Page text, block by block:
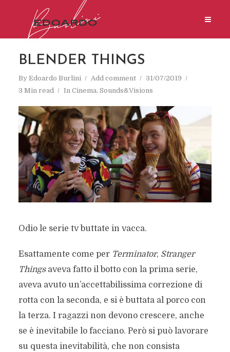
BLENDER THINGS
By Edoardo Burlini Add comment
31/07/2019
3 Min read
In Cinema, Sounds&Visions
Odio le serie tv buttate in vacca.
Esattamente come per Terminator, Stranger
Thingsaveva fatto il botto con la prima serie,
aveva avuto un’accettabilissima correzione di
rotta con la seconda, e si è buttata al porco con
la terza. I ragazzi non devono crescere, anche
se è inevitabile lo facciano. Però si può lavorare
su questa inevitabilità, che non consista